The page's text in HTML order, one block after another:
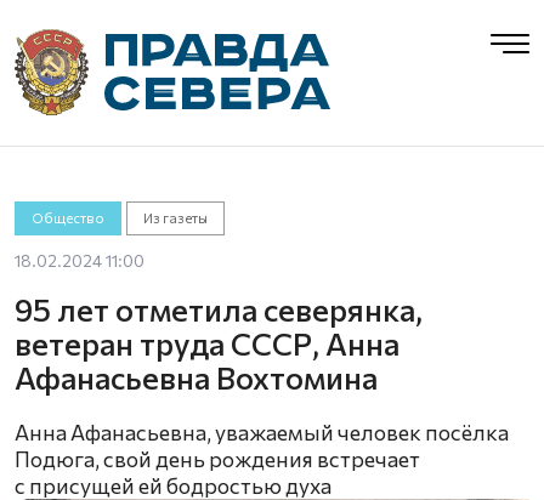
Общество Из газеты
18.02.2024 11:00
95 лет отметила северянка,
ветеран труда СССР, Анна
Афанасьевна Вохтомина
Анна Афанасьевна, уважаемый человек посёлка
Подюга, свой день рождения встречает
с присущей ей бодростью духа